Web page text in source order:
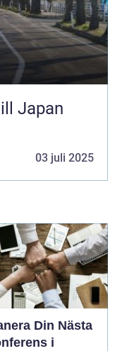
Japan
03 juli 2025
Din Nästa
i